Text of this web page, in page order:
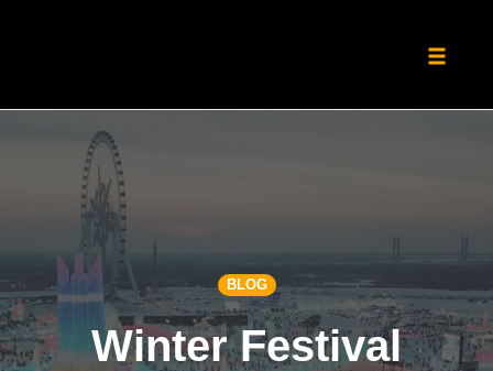
BLOG
Winter Festival